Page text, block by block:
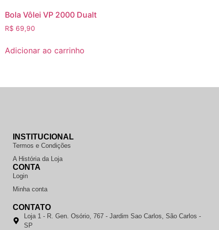
Bola Vôlei VP 2000 Dualt
R$ 69,90
Adicionar ao carrinho
INSTITUCIONAL
Termos e Condições
A História da Loja
CONTA
Login
Minha conta
CONTATO
Loja 1 - R. Gen. Osório, 767 - Jardim Sao Carlos, São Carlos -
SP